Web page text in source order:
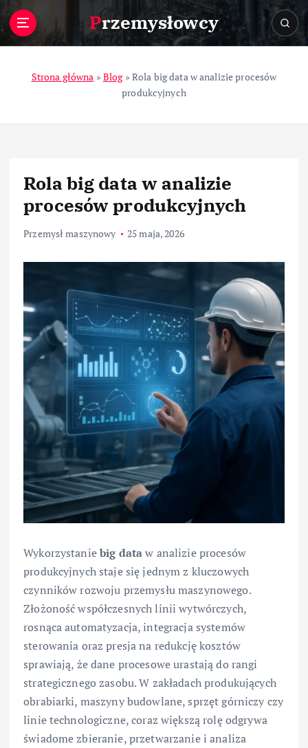
Przemysłowcy
Strona główna » Blog» Rola big data w analizie procesów
produkcyjnych
Rola big data w analizie
procesów produkcyjnych
Przemysł maszynowy 25 maja, 2026
Wykorzystaniebig dataw analizie procesów
produkcyjnych staje się jednym z kluczowych
czynników rozwoju przemysłu maszynowego.
Złożoność współczesnych linii wytwórczych,
rosnąca automatyzacja, integracja systemów
sterowania oraz presja na redukcję kosztów
sprawiają, że dane procesowe urastają do rangi
strategicznego zasobu. W zakładach produkujących
obrabiarki, maszyny budowlane, sprzęt górniczy czy
linie technologiczne, coraz większą rolę odgrywa
świadome zbieranie, przetwarzanie i analiza